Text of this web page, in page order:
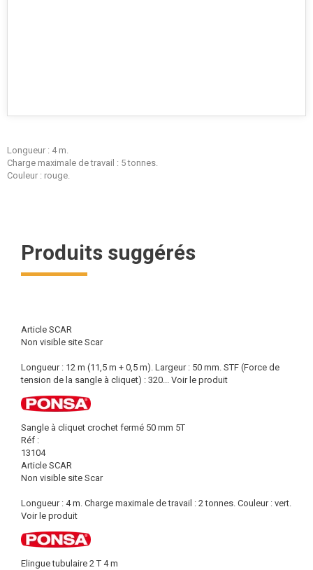
Longueur : 4 m.
Charge maximale de travail : 5 tonnes.
Couleur : rouge.
Produits suggérés
Article SCAR
Non visible site Scar
Longueur : 12 m (11,5 m + 0,5 m). Largeur : 50 mm. STF (Force de
tension de la sangle à cliquet) : 320... Voir le produit
Sangle à cliquet crochet fermé 50 mm 5T
Réf :
13104
Article SCAR
Non visible site Scar
Longueur : 4 m. Charge maximale de travail : 2 tonnes. Couleur : vert.
Voir le produit
Elingue tubulaire 2 T 4 m